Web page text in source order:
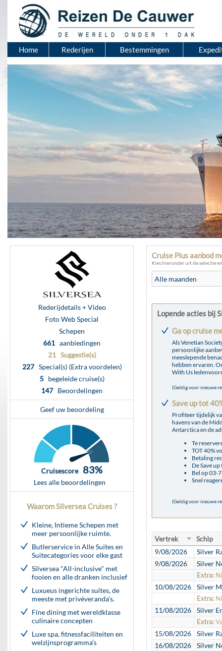
Home Rederijen Bestemmingen
Rederijdetails + Video
Foto Web Special
Schepen
661 aanbiedingen
21 Suggestie(s)
227Special(s) (Extra voordelen)
5begeleide cruise(s)
147Beoordelingen
Geef uw beoordeling
Cruisescore 83%
Lees alle beoordelingen
Waarom Silversea Cruises ?
Kleine, Intieme Schepen met
meer persoonlijke ruimte.
Butlerservice in Alle Suites en
Suitecategories voor elke gast
Silversea "All-inclusive" met
fooien en alle dranken inclusief
Luxueus ingerichte suites, de
meeste met privéveranda’s.
Fine dining met wereldklasse
culinaire concepten
Luxe spa, fitnessfaciliteiten en
welzijnsprogramma’s
Cruise Plus aanbod
Kies hieronder uit de selectie
Lopende acties bij
Ga op cruise
Als Venetian
persoonlijke
meeslepende
hebben ervaren.
With Us
(Geldig voor nieuwe
Save up tot
Profiteer tijdelijk
havens van de
Antarctica en de
Te
TOT 40%
Betaling
De Save
Bel op 03-
Snel
(Geldig voor nieuwe
Vertrek
Schip
9/08/2026
Silver
9/08/2026
Silver
Extra:
10/08/2026 Silver
Extra:
11/08/2026 Silver
Extra:
15/08/2026
Silver
16/08/2026
Silver